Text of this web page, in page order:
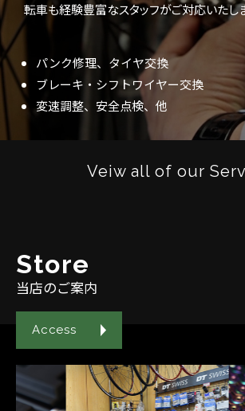
転車も経験豊富なスタッフがご対応いたし
パンク修理、タイヤ交換
ブレーキ・シフトワイヤー交換
変速調整、安全点検、他
Veiw all of our
Store
当店のご案内
Access